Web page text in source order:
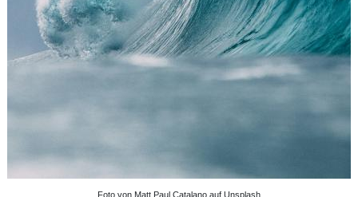
Foto von Matt Paul Catalano auf Unsplash